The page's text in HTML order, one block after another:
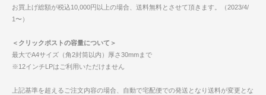
お買上げ総額が税込10,000円以上の場合、送料無料とさせて頂きます。（2023/4/
1〜）
＜クリックポストの容量について＞
最大でA4サイズ（角2封筒以内）厚さ30mmまで
※12インチLPはご利用いただけません
上記基準を超えるご注文内容の場合、自動で宅配便での発送となり送料が変更とな